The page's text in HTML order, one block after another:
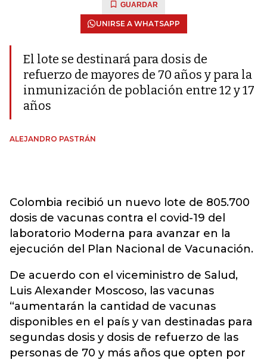
GUARDAR
UNIRSE A WHATSAPP
El lote se destinará para dosis de
refuerzo de mayores de 70 años y para la
inmunización de población entre 12 y 17
años
ALEJANDRO PASTRÁN
Colombia recibió un nuevo lote de 805.700
dosis de vacunas contra el covid-19 del
laboratorio Moderna para avanzar en la
ejecución del Plan Nacional de Vacunación.
De acuerdo con el viceministro de Salud,
Luis Alexander Moscoso, las vacunas
“aumentarán la cantidad de vacunas
disponibles en el país y van destinadas para
segundas dosis y dosis de refuerzo de las
personas de 70 y más años que opten por